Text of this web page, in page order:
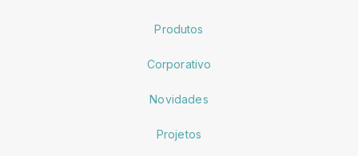
Produtos
Corporativo
Novidades
Projetos